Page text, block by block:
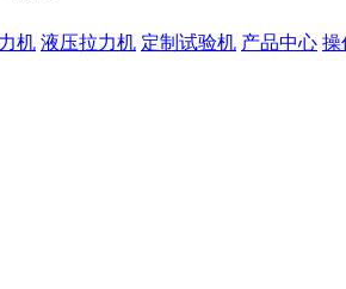
机 液压拉力机 定制试验机 产品中心 操